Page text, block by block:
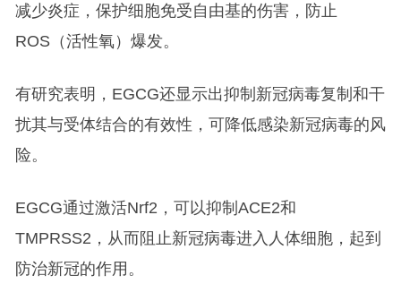
减少炎症，保护细胞免受自由基的伤害，防止
ROS（活性氧）爆发。
有研究表明，EGCG还显示出抑制新冠病毒复制和干
扰其与受体结合的有效性，可降低感染新冠病毒的风
险。
EGCG通过激活Nrf2，可以抑制ACE2和
TMPRSS2，从而阻止新冠病毒进入人体细胞，起到
防治新冠的作用。